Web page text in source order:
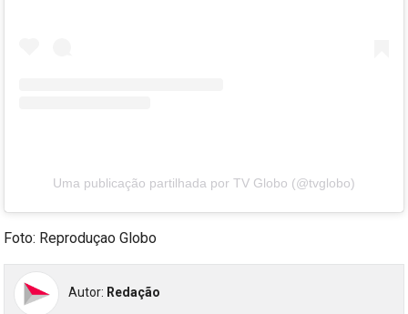
Uma publicação partilhada por TV Globo (@tvglobo)
Foto: Reproduçao Globo
Autor: Redação